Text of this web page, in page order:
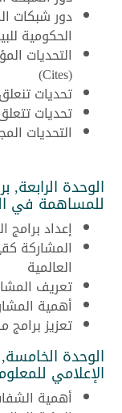
دور شبكات
الحكومية
التحديات
(Cites)
تحديات
تحديات
التحديات
الوحدة الرابعة,
للمساهمة في
إعداد برامج
المشاركة
العالمية
تعريف
أهمية
تعزيز برامج
الوحدة
الإعلامي
أهمية